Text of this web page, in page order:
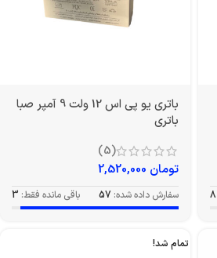
8
باتری یو پی اس 12 ولت 9 آمپر صبا
باتری
(5)
تومان
سفارش داده شده: 57 باقی مانده فقط: 3
تمام شد!